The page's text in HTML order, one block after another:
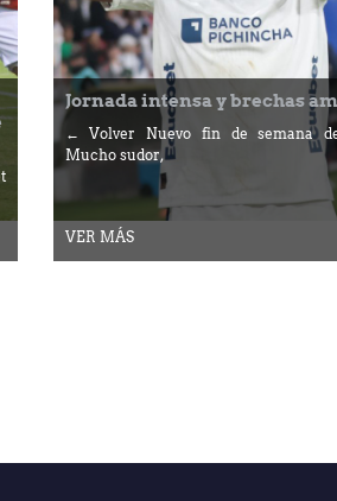
Jornada intensa y brechas
← Volver Nuevo fin de semana
Mucho sudor,
VER MÁS